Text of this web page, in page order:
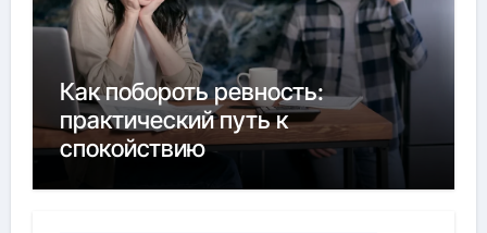
Как побороть ревность:
практический путь к
спокойствию